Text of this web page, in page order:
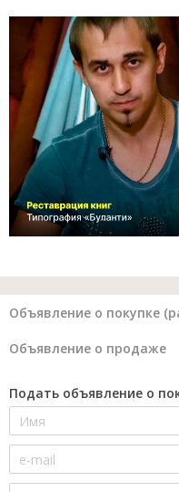
Объявление о покупке
Объявление о продаже
Подать объявление о